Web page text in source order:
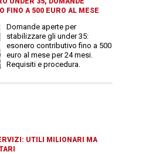
FINO A 500 EURO AL MESE
Domande aperte per
stabilizzare gli under 35:
esonero contributivo fino a 500
euro al mese per 24 mesi.
Requisiti e procedura.
UTILI MILIONARI MA